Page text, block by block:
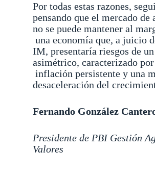
Por todas estas razones,
pensando que el mercado de
no se puede mantener al
una economía que, a juicio
IM, presentaría riesgos de
asimétrico, caracterizado por
inflación persistente y una
desaceleración del
Fernando González
Presidente de PBI Gestión
Valores